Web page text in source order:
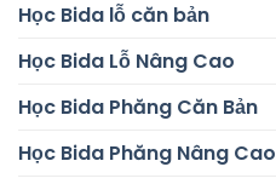
Học Bida lỗ căn bản
Học Bida Lỗ Nâng Cao
Học Bida Phăng Căn Bản
Học Bida Phăng Nâng Cao